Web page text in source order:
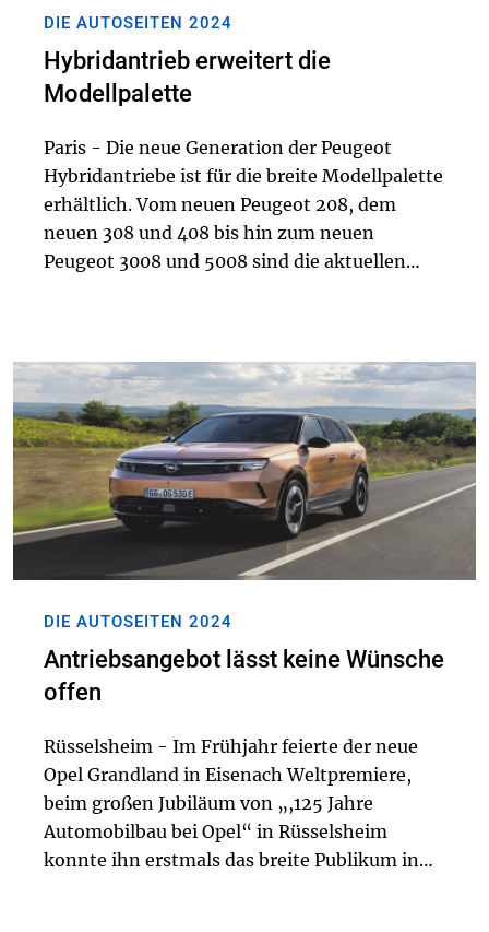
DIE AUTOSEITEN 2024
Hybridantrieb erweitert die
Modellpalette
Paris - Die neue Generation der Peugeot
Hybridantriebe ist für die breite Modellpalette
erhältlich. Vom neuen Peugeot 208, dem
neuen 308 und 408 bis hin zum neuen
Peugeot 3008 und 5008 sind die aktuellen
DIE AUTOSEITEN 2024
Antriebsangebot lässt keine Wünsche
offen
Rüsselsheim - Im Frühjahr feierte der neue
Opel Grandland in Eisenach Weltpremiere,
beim großen Jubiläum von „,125 Jahre
Automobilbau bei Opel“ in Rüsselsheim
konnte ihn erstmals das breite Publikum in